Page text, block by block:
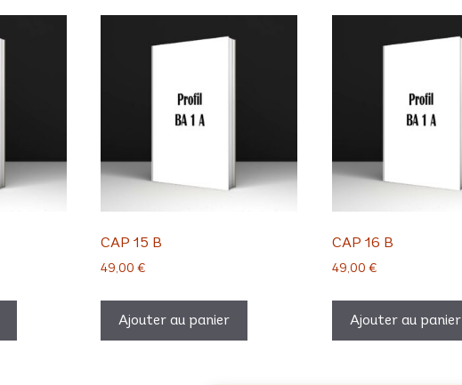
CAP 15 B
49,00€
Ajouter au panier
CAP 16 B
49,00 €
Ajouter au panier